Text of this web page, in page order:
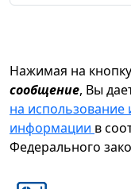
Нажимая на кнопку
сообщение, Вы
на использование
информации в
Федерального